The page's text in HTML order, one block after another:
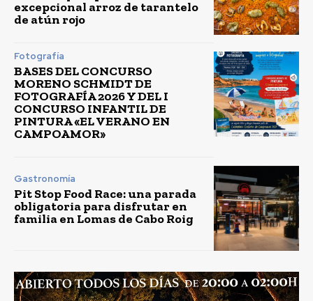
excepcional arroz de tarantelo
de atún rojo
Fotografía
BASES DEL CONCURSO
MORENO SCHMIDT DE
FOTOGRAFÍA 2026 Y DEL I
CONCURSO INFANTIL DE
PINTURA «EL VERANO EN
CAMPOAMOR»
Gastronomía
Pit Stop Food Race: una parada
obligatoria para disfrutar en
familia en Lomas de Cabo Roig